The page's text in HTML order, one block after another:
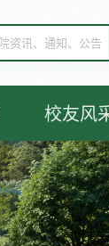
校友风